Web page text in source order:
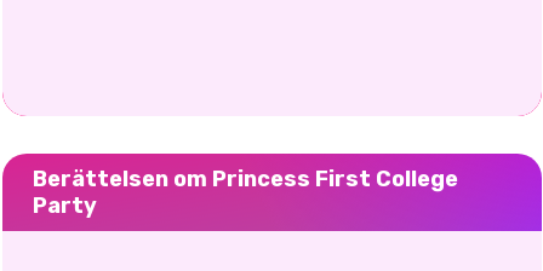
Berättelsen om Princess First College
Party